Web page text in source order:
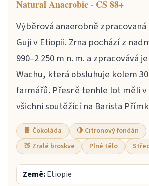
Natural Anaerobic · CS 88+
Výběrová anaerobně zpracovaná
Guji v Etiopii. Zrna pochází z
990–2 250 m n. m. a zpracovává
Wachu, která obsluhuje kolem
farmářů. Přesně tenhle lot měli
všichni soutěžící na Barista
🍫 Čokoláda
🍋 Citronový fondán
🍑 Zralé broskve
Plné tělo
Země:Etiopie